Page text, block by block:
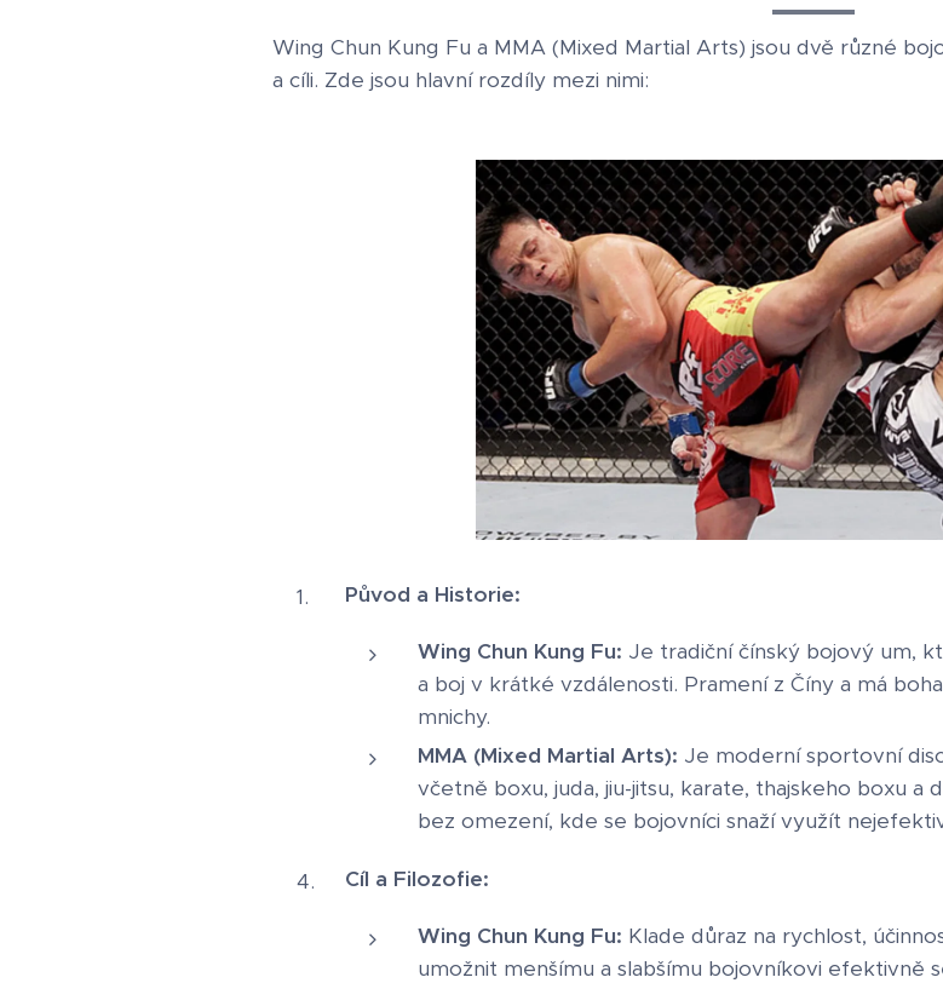
Wing Chun Kung Fu a MMA (Mixed Martial Arts) jsou dvě různé
a cíli. Zde jsou hlavní rozdíly mezi nimi:
Původ a Historie:
Wing Chun Kung Fu: Je tradiční čínský bojový um,
a boj v krátké vzdálenosti. Pramení z Číny a má
mnichy.
MMA (Mixed Martial Arts): Je moderní sportovní
včetně boxu, juda, jiu-jitsu, karate, thajskeho boxu a
bez omezení, kde se bojovníci snaží využít
Cíl a Filozofie:
Wing Chun Kung Fu: Klade důraz na rychlost,
umožnit menšímu a slabšímu bojovníkovi efektivně